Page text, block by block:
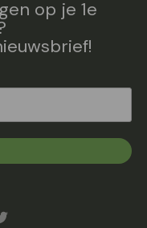
op je 1e